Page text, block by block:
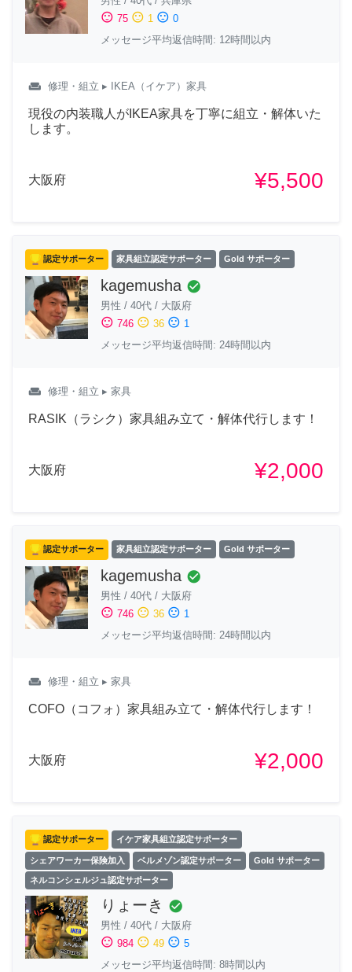
sentiment_satisfied 75 sentiment_neutral 1 sentiment_dissatisfied 0
メッセージ平均返信時間: 12時間以内
weekend 修理・組立 ▸ IKEA（イケア）家具
現役の内装職人がIKEA家具を丁寧に組立・解体いた
します。
大阪府 ¥5,500
認定サポーター 家具組立認定サポーター Gold サポーター
kagemusha check_circle
男性 / 40代 / 大阪府
sentiment_satisfied 746 sentiment_neutral 36 sentiment_dissatisfied 1
メッセージ平均返信時間: 24時間以内
weekend 修理・組立 ▸ 家具
RASIK（ラシク）家具組み立て・解体代行します！
大阪府 ¥2,000
認定サポーター 家具組立認定サポーター Gold サポーター
kagemusha check_circle
男性 / 40代 / 大阪府
sentiment_satisfied 746 sentiment_neutral 36 sentiment_dissatisfied 1
メッセージ平均返信時間: 24時間以内
weekend 修理・組立 ▸ 家具
COFO（コフォ）家具組み立て・解体代行します！
大阪府 ¥2,000
認定サポーター イケア家具組立認定サポーター
シェアワーカー保険加入 ベルメゾン認定サポーター Gold サポーター
ネルコンシェルジュ認定サポーター
りょーき check_circle
男性 / 40代 / 大阪府
sentiment_satisfied 984 sentiment_neutral 49 sentiment_dissatisfied 5
メッセージ平均返信時間: 8時間以内